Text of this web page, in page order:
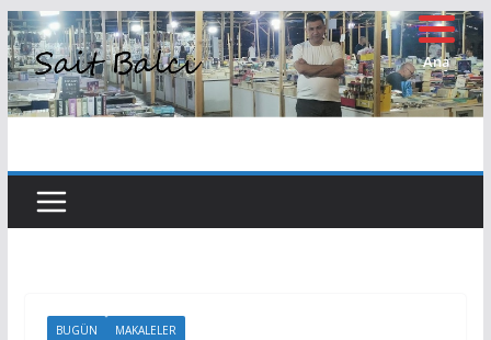
Skip
to
content
BUGÜN MAKALELER
Ana
Sayfa